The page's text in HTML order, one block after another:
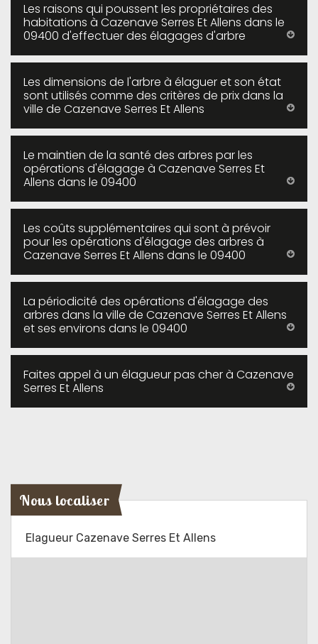
Les raisons qui poussent les propriétaires des
habitations à Cazenave Serres Et Allens dans le
09400 d'effectuer des élagages d'arbre
Les dimensions de l'arbre à élaguer et son état
sont utilisés comme des critères de prix dans la
ville de Cazenave Serres Et Allens
Le maintien de la santé des arbres par les
opérations d'élagage à Cazenave Serres Et
Allens dans le 09400
Les coûts supplémentaires qui sont à prévoir
pour les opérations d'élagage des arbres à
Cazenave Serres Et Allens dans le 09400
La périodicité des opérations d'élagage des
arbres dans la ville de Cazenave Serres Et Allens
et ses environs dans le 09400
Faites appel à un élagueur pas cher à Cazenave
Serres Et Allens
Nous localiser
Elagueur Cazenave Serres Et Allens